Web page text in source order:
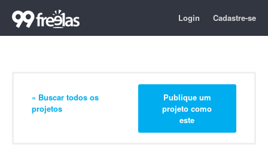
Login Cadastre-se
« Buscar todos os
projetos
Publique um
projeto como
este